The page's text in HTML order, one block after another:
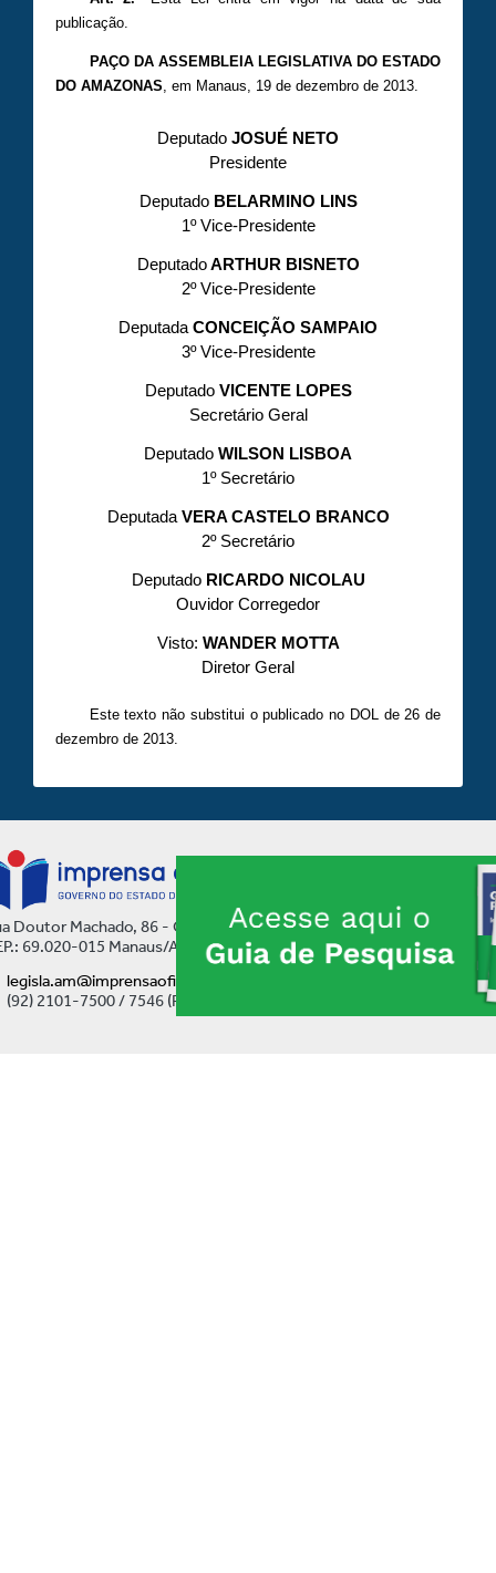
publicação.
PAÇO DA ASSEMBLEIA LEGISLATIVA DO ESTADO
DO AMAZONAS , em Manaus, 19 de dezembro de 2013.
Deputado JOSUÉ NETO
Presidente
DeputadoBELARMINO LINS
1º Vice-Presidente
DeputadoARTHUR BISNETO
2º Vice-Presidente
Deputada CONCEIÇÃO SAMPAIO
3º Vice-Presidente
DeputadoVICENTE LOPES
Secretário Geral
Deputado WILSON LISBOA
1º Secretário
DeputadaVERA CASTELO BRANCO
2º Secretário
DeputadoRICARDO NICOLAU
Ouvidor Corregedor
Visto: WANDER MOTTA
Diretor Geral
Este texto não substitui o publicado no DOL de 26 de
dezembro de 2013.
Doutor Machado, 86 - Centro
69.020-015 Manaus/AM
legisla.am@imprensaoficial.am.gov.br
(92) 2101-7500 / 7546 (Ramal)